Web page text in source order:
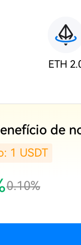
ETH
de
1 USDT
0.10%